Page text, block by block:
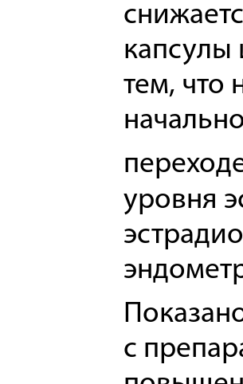
капсулы
тем, что
уровня
с